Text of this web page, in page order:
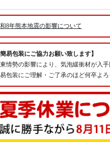
8年熊本地震の影響について
簡易包装にご協力お願い致します】
情勢の影響により、気泡緩衝材が入
包装にご理解・ご了承のほど何卒よろ